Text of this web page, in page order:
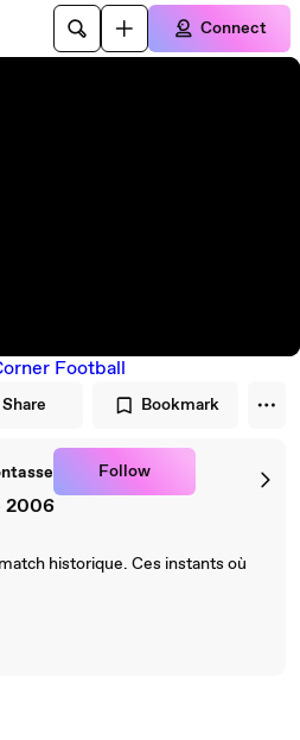
Connect
Football
Share Bookmark
Follow
2006
historique. Ces instants où